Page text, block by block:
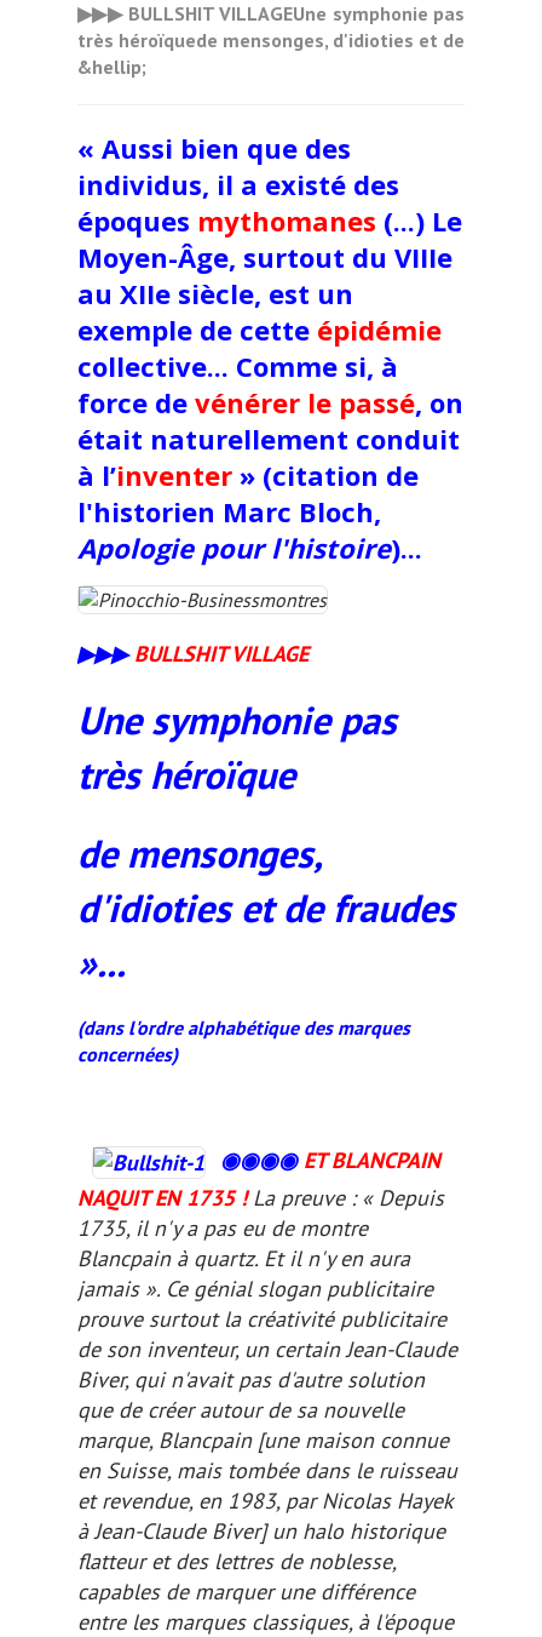
▶▶▶ BULLSHIT VILLAGEUne symphonie pas
très héroïquede mensonges, d'idioties et de
&hellip;
« Aussi bien que des
individus, il a existé des
époques mythomanes (...) Le
Moyen-Âge, surtout du VIIIe
au XIIe siècle, est un
exemple de cette épidémie
collective... Comme si, à
force de vénérer le passé, on
était naturellement conduit
à l’inventer » (citation de
l'historien Marc Bloch,
Apologie pour l'histoire)...
▶▶▶BULLSHIT VILLAGE
Une symphonie pas
très héroïque
demensonges,
d'idioties et de fraudes
»...
(dans l'ordre alphabétique des marques
concernées)
◉◉◉◉ ET BLANCPAIN
NAQUIT EN 1735 !La preuve : « Depuis
1735, il n'y a pas eu de montre
Blancpain à quartz. Et il n'y en aura
jamais ». Ce génial slogan publicitaire
prouve surtout la créativité publicitaire
de son inventeur, un certain Jean-Claude
Biver, qui n'avait pas d'autre solution
que de créer autour de sa nouvelle
marque, Blancpain [une maison connue
en Suisse, mais tombée dans le ruisseau
et revendue, en 1983, par Nicolas Hayek
à Jean-Claude Biver]un halo historique
flatteur et des lettres de noblesse,
capables de marquer une différence
entre les marques classiques, à l'époque